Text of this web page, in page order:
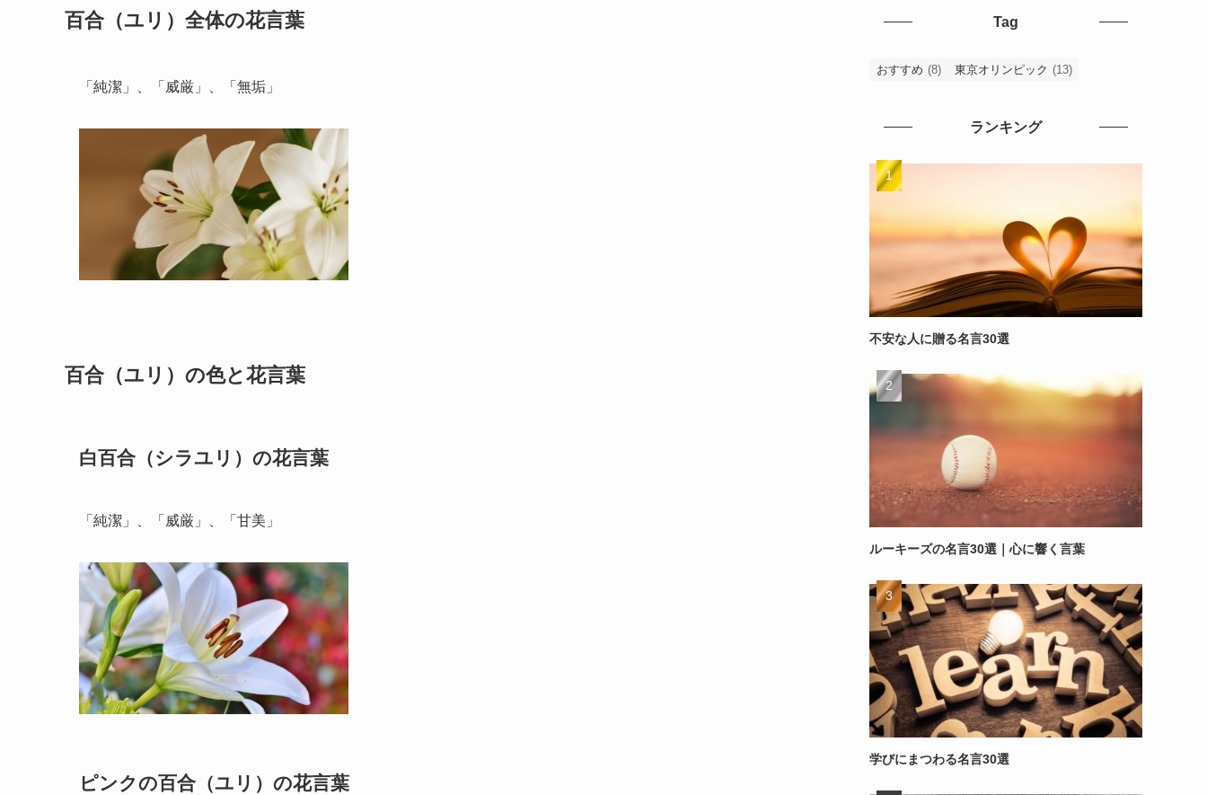
百合（ユリ）全体の花言葉
「純潔」、「威厳」、「無垢」
百合（ユリ）の色と花言葉
白百合（シラユリ）の花言葉
「純潔」、「威厳」、「甘美」
ピンクの百合（ユリ）の花言葉
Tag
おすすめ (8) 東京オリンピック (13)
ランキング
不安な人に贈る名言30選
ルーキーズの名言30選｜心に響く言葉
学びにまつわる名言30選